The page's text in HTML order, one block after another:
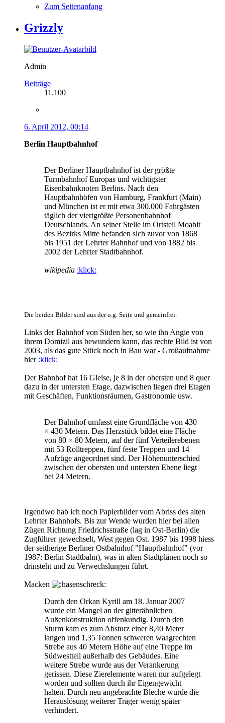
Zum Seitenanfang
Grizzly
Admin
Beiträge
11.100
6. April 2012, 00:14
Berlin Hauptbahnhof
Der Berliner Hauptbahnhof ist der größte
Turmbahnhof Europas und wichtigster
Eisenbahnknoten Berlins. Nach den
Hauptbahnhöfen von Hamburg, Frankfurt (Main)
und München ist er mit etwa 300.000 Fahrgästen
täglich der viertgrößte Personenbahnhof
Deutschlands. An seiner Stelle im Ortsteil Moabit
des Bezirks Mitte befanden sich zuvor von 1868
bis 1951 der Lehrter Bahnhof und von 1882 bis
2002 der Lehrter Stadtbahnhof.
wikipedia :klick:
Die beiden Bilder sind aus der o.g. Seite und gemeinfrei.
Links der Bahnhof von Süden her, so wie ihn Angie von
ihrem Domizil aus bewundern kann, das rechte Bild ist von
2003, als das gute Stück noch in Bau war - Großaufnahme
hier :klick:
Der Bahnhof hat 16 Gleise, je 8 in der obersten und 8 quer
dazu in der untersten Etage, dazwischen liegen drei Etagen
mit Geschäften, Funktionsräumen, Gastronomie usw.
Der Bahnhof umfasst eine Grundfläche von 430
× 430 Metern. Das Herzstück bildet eine Fläche
von 80 × 80 Metern, auf der fünf Verteilerebenen
mit 53 Rolltreppen, fünf feste Treppen und 14
Aufzüge angeordnet sind. Der Höhenunterschied
zwischen der obersten und untersten Ebene liegt
bei 24 Metern.
Irgendwo hab ich noch Papierbilder vom Abriss des alten
Lehrter Bahnhofs. Bis zur Wende wurden hier bei allen
Zügen Richtung Friedrichsstraße (lag in Ost-Berlin) die
Zugführer gewechselt, West gegen Ost. 1987 bis 1998 hiess
der seitherige Berliner Ostbahnhof "Hauptbahnhof" (vor
1987: Berlin Stadtbahn), was in alten Stadtplänen noch so
drinsteht und zu Verwechslungen führt.
Macken
Durch den Orkan Kyrill am 18. Januar 2007
wurde ein Mangel an der gitterähnlichen
Außenkonstruktion offenkundig. Durch den
Sturm kam es zum Absturz einer 8,40 Meter
langen und 1,35 Tonnen schweren waagrechten
Strebe aus 40 Metern Höhe auf eine Treppe im
Südwestteil außerhalb des Gebäudes. Eine
weitere Strebe wurde aus der Verankerung
gerissen. Diese Zierelemente waren nur aufgelegt
worden und sollten durch ihr Eigengewicht
halten. Durch neu angebrachte Bleche wurde die
Herauslösung weiterer Träger wenig später
verhindert.